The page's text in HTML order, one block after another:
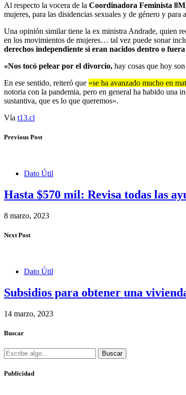
Al respecto la vocera de la Coordinadora Feminista
mujeres, para las disidencias sexuales y de género y
Una opinión similar tiene la ex ministra Andrade, quien
en los movimientos de mujeres… tal vez puede sonar
derechos independiente si eran nacidos dentro o
«Nos tocó pelear por el divorcio, hay cosas que hoy
En ese sentido, reiteró que «se ha avanzado mucho en
notoria con la pandemia, pero en general ha habido una
sustantiva, que es lo que queremos».
Vía t13.cl
Previous Post
Dato Útil
Hasta $570 mil: Revisa todas las
8 marzo, 2023
Next Post
Dato Útil
Subsidios para obtener una
14 marzo, 2023
Buscar
Buscar
Publicidad